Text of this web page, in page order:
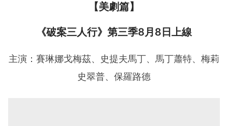
【美劇篇】
《破案三人行》第三季8月8日上線
主演：賽琳娜戈梅茲、史提夫馬丁、馬丁蕭特、梅莉
史翠普、保羅路德